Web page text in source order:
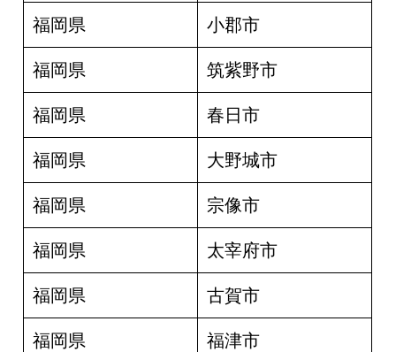
福岡県 小郡市
福岡県 筑紫野市
福岡県 春日市
福岡県 大野城市
福岡県 宗像市
福岡県 太宰府市
福岡県 古賀市
福岡県 福津市